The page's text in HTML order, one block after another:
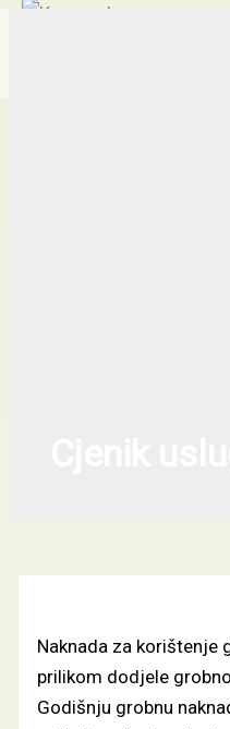
Skip Main
Naknada za korištenje
prilikom dodjele
Godišnju grobnu
Traži...